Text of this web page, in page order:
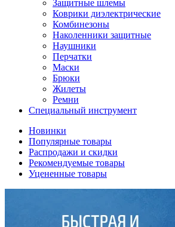
Защитные шлемы
Коврики диэлектрические
Комбинезоны
Наколенники защитные
Наушники
Перчатки
Маски
Брюки
Жилеты
Ремни
Специальный инструмент
Новинки
Популярные товары
Распродажи и скидки
Рекомендуемые товары
Уцененные товары